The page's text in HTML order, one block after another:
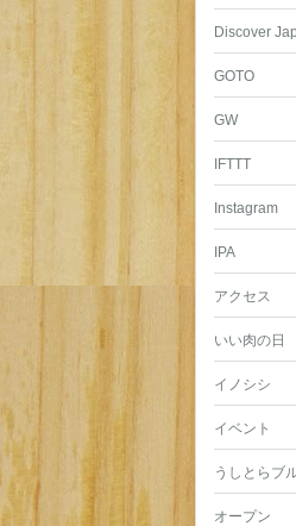
Discover
GOTO
GW
IFTTT
Instagram
IPA
アクセス
いい肉の日
イノシシ
イベント
うしとらブ
オープン